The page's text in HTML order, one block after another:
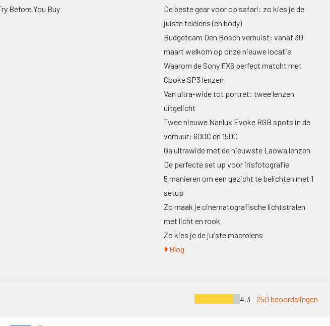
Before You Buy
De beste gear voor op safari: zo kies je de
juiste telelens (en body)
Budgetcam Den Bosch verhuist: vanaf 30
maart welkom op onze nieuwe locatie
Waarom de Sony FX6 perfect matcht met
Cooke SP3 lenzen
Van ultra-wide tot portret: twee lenzen
uitgelicht
Twee nieuwe Nanlux Evoke RGB spots in de
verhuur: 600C en 150C
Ga ultrawide met de nieuwste Laowa lenzen
De perfecte set up voor irisfotografie
5 manieren om een gezicht te belichten met 1
setup
Zo maak je cinematografische lichtstralen
met licht en rook
Zo kies je de juiste macrolens
Blog
4,3 -250 beoordelingen